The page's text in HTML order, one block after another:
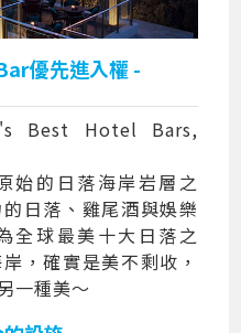
優先進入權 -
Best Hotel Bars,
始的日落海岸岩層之
日落、雞尾酒與娛樂
全球最美十大日落之
，確實是美不剩收，
一種美～